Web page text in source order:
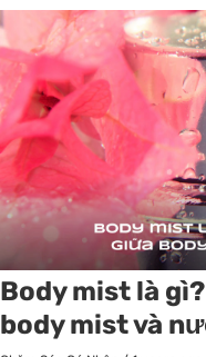
Body mist là
body mist và